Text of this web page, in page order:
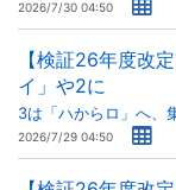
2026/7/30 04:50
【検証26年度改
イ」や2に
3は「ハからロ」へ、
2026/7/29 04:50